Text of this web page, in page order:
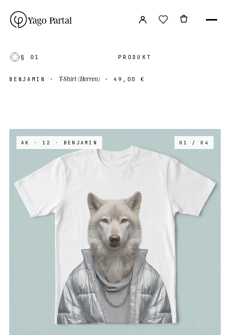
Yago Partal
§ 01 PRODUKT
BENJAMIN · T-Shirt (Herren)· 49,00 €
AK · 12 · BENJAMIN 01 / 04